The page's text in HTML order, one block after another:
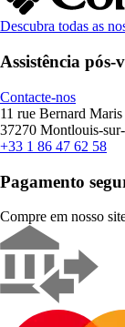
Descubra todas as
Assistência
Contacte-nos
11 rue Bernard Maris
37270 Montlouis-
+33 1 86 47 62 58
Pagamento
Compre em nosso